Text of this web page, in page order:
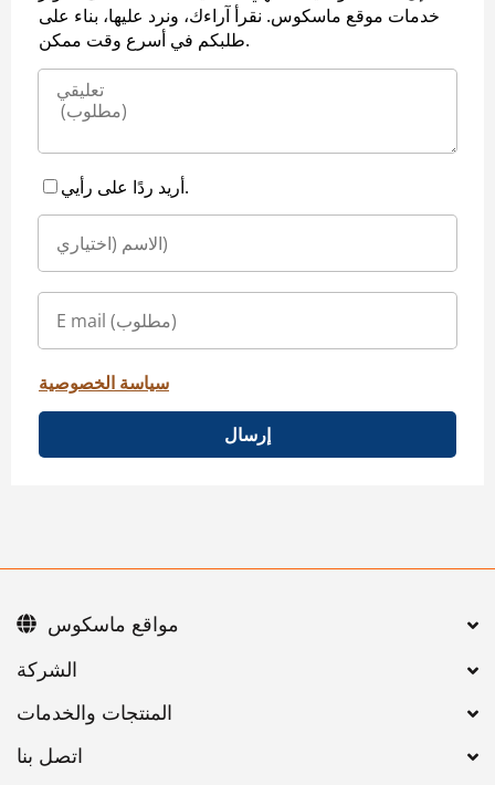
خدمات موقع ماسكوس. نقرأ آراءك، ونرد عليها، بناء على
طلبكم في أسرع وقت ممكن.
أريد ردًا على رأيي.
سياسة الخصوصية
إرسال
اتصل بنا
مواقع ماسكوس